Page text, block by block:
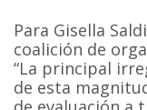
Para Gisella
coalición de
“La principal
de esta